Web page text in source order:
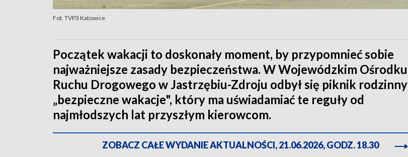
Fot. TVP3 Katowice
Początek wakacji to doskonały moment, by przypomnieć sobie
najważniejsze zasady bezpieczeństwa. W Wojewódzkim Ośrodku
Ruchu Drogowego w Jastrzębiu-Zdroju odbył się piknik rodzinny
„bezpieczne wakacje", który ma uświadamiać te reguły od
najmłodszych lat przyszłym kierowcom.
ZOBACZ CAŁE WYDANIE AKTUALNOŚCI, 21.06.2026, GODZ. 18.30